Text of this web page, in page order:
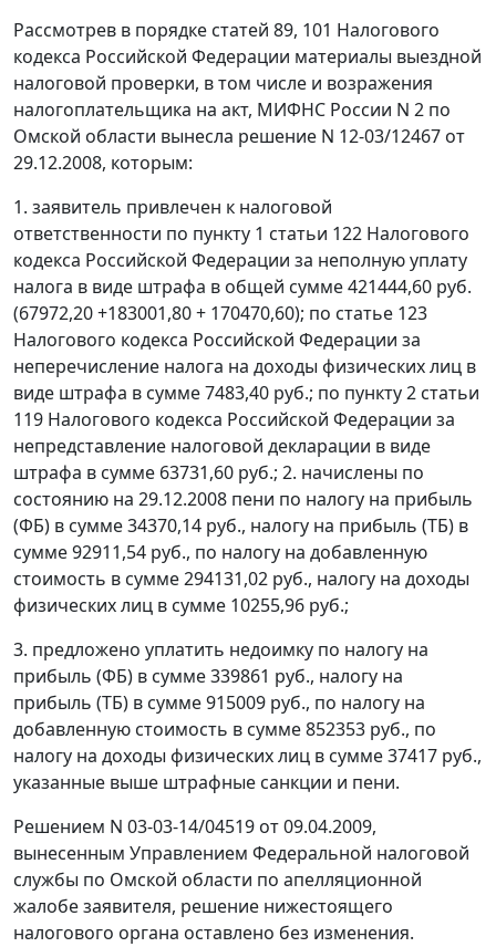
Рассмотрев в порядке статей 89, 101 Налогового
кодекса Российской Федерации материалы выездной
налоговой проверки, в том числе и возражения
налогоплательщика на акт, МИФНС России N 2 по
Омской области вынесла решение N 12-03/12467 от
29.12.2008, которым:
1. заявитель привлечен к налоговой
ответственности по пункту 1 статьи 122 Налогового
кодекса Российской Федерации за неполную уплату
налога в виде штрафа в общей сумме 421444,60 руб.
(67972,20 +183001,80 + 170470,60); по статье 123
Налогового кодекса Российской Федерации за
неперечисление налога на доходы физических лиц в
виде штрафа в сумме 7483,40 руб.; по пункту 2 статьи
119 Налогового кодекса Российской Федерации за
непредставление налоговой декларации в виде
штрафа в сумме 63731,60 руб.; 2. начислены по
состоянию на 29.12.2008 пени по налогу на прибыль
(ФБ) в сумме 34370,14 руб., налогу на прибыль (ТБ) в
сумме 92911,54 руб., по налогу на добавленную
стоимость в сумме 294131,02 руб., налогу на доходы
физических лиц в сумме 10255,96 руб.;
3. предложено уплатить недоимку по налогу на
прибыль (ФБ) в сумме 339861 руб., налогу на
прибыль (ТБ) в сумме 915009 руб., по налогу на
добавленную стоимость в сумме 852353 руб., по
налогу на доходы физических лиц в сумме 37417 руб.,
указанные выше штрафные санкции и пени.
Решением N 03-03-14/04519 от 09.04.2009,
вынесенным Управлением Федеральной налоговой
службы по Омской области по апелляционной
жалобе заявителя, решение нижестоящего
налогового органа оставлено без изменения.